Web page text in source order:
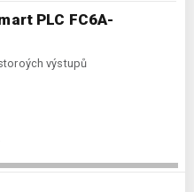
PLC FC6A-
výstupů